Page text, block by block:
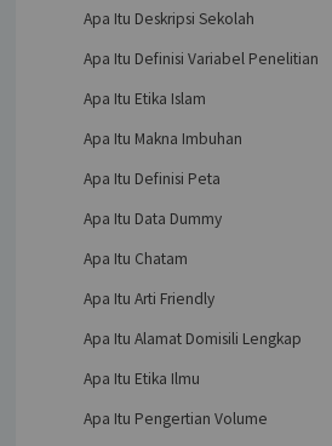
Apa Itu Deskripsi Sekolah
Apa Itu Definisi Variabel Penelitian
Apa Itu Etika Islam
Apa Itu Makna Imbuhan
Apa Itu Definisi Peta
Apa Itu Data Dummy
Apa Itu Chatam
Apa Itu Arti Friendly
Apa Itu Alamat Domisili Lengkap
Apa Itu Etika Ilmu
Apa Itu Pengertian Volume